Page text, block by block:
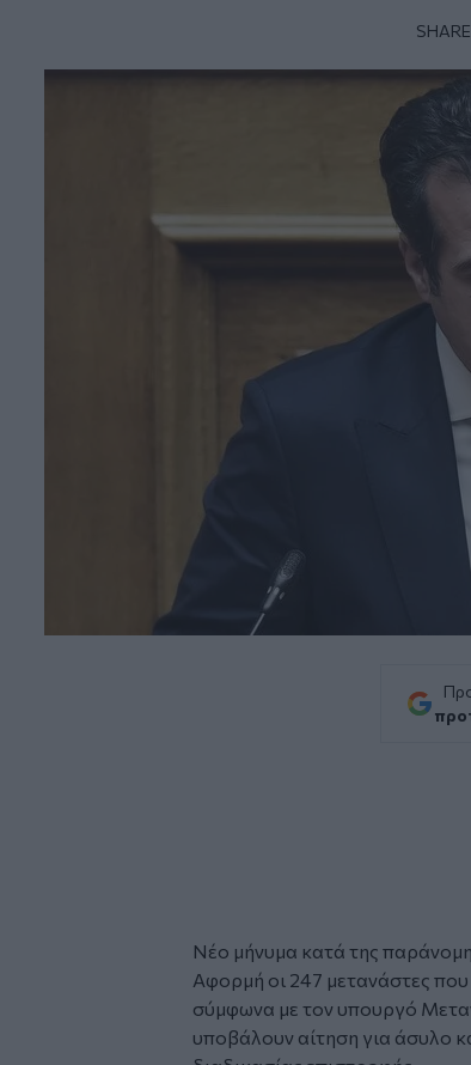
Νέο μήνυμα κατά της
Αφορμή οι 247 μετανάστες
σύμφωνα με τον υπουργό
υποβάλουν αίτηση για άσυλο